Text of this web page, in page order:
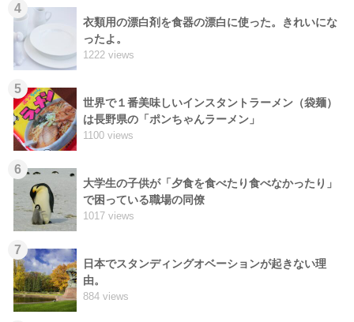
4
衣類用の漂白剤を食器の漂白に使った。きれいにな
ったよ。
1222 views
5
世界で１番美味しいインスタントラーメン（袋麺）
は長野県の「ポンちゃんラーメン」
1100 views
6
大学生の子供が「夕食を食べたり食べなかったり」
で困っている職場の同僚
1017 views
7
日本でスタンディングオベーションが起きない理
由。
884 views